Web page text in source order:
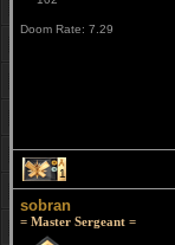
Doom Rate: 7.29
1
sobran
= Master Sergeant =